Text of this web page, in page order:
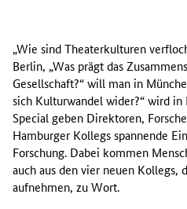
„Wie sind Theaterkulturen
Berlin, „Was prägt das
Gesellschaft?“ will man in
sich Kulturwandel wider?“ wird
Special geben Direktoren,
Hamburger Kollegs spannende
Forschung. Dabei kommen
auch aus den vier neuen Kollegs,
aufnehmen, zu Wort.